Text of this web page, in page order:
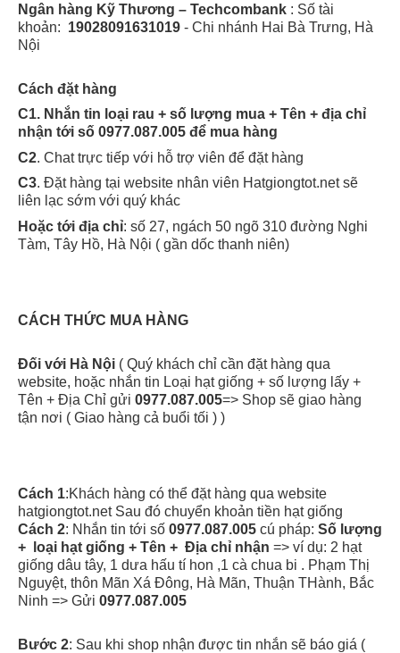
Ngân hàng Kỹ Thương – Techcombank : Số tài
khoản: 19028091631019 - Chi nhánh Hai Bà Trưng, Hà
Nội
Cách đặt hàng
C1. Nhắn tin loại rau + số lượng mua + Tên + địa chỉ
nhận tới số 0977.087.005 để mua hàng
C2. Chat trực tiếp với hỗ trợ viên để đặt hàng
C3. Đặt hàng tại website nhân viên Hatgiongtot.net sẽ
liên lạc sớm với quý khác
Hoặc tới địa chỉ: số 27, ngách 50 ngõ 310 đường Nghi
Tàm, Tây Hồ, Hà Nội ( gần dốc thanh niên)
CÁCH THỨC MUA HÀNG
Đối với Hà Nội ( Quý khách chỉ cần đặt hàng qua
website, hoặc nhắn tin Loại hạt giống + số lượng lấy +
Tên + Địa Chỉ gửi 0977.087.005=> Shop sẽ giao hàng
tận nơi ( Giao hàng cả buổi tối ) )
Cách 1:Khách hàng có thể đặt hàng qua website
hatgiongtot.net Sau đó chuyển khoản tiền hạt giống
Cách 2: Nhắn tin tới số 0977.087.005 cú pháp: Số lượng
+ loại hạt giống + Tên + Địa chỉ nhận => ví dụ: 2 hạt
giống dâu tây, 1 dưa hấu tí hon ,1 cà chua bi . Phạm Thị
Nguyệt, thôn Mãn Xá Đông, Hà Mãn, Thuận THành, Bắc
Ninh => Gửi 0977.087.005
Bước 2: Sau khi shop nhận được tin nhắn sẽ báo giá (